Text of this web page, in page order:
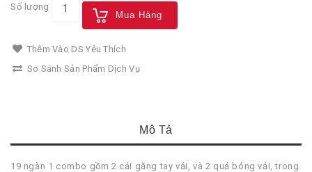
Số lượng
Mua Hàng
Thêm Vào DS Yêu Thích
So Sánh Sản Phẩm Dịch Vụ
Mô Tả
19 ngàn 1 combo gồm 2 cái găng tay vải, và 2 quả bóng vải, trong